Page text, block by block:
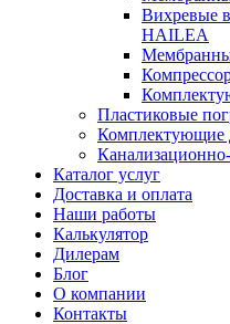
Вихревые
HAILEA
Пластиковые
Комплектующие
Каталог услуг
Доставка и оплата
Наши работы
Калькулятор
Дилерам
Блог
О компании
Контакты